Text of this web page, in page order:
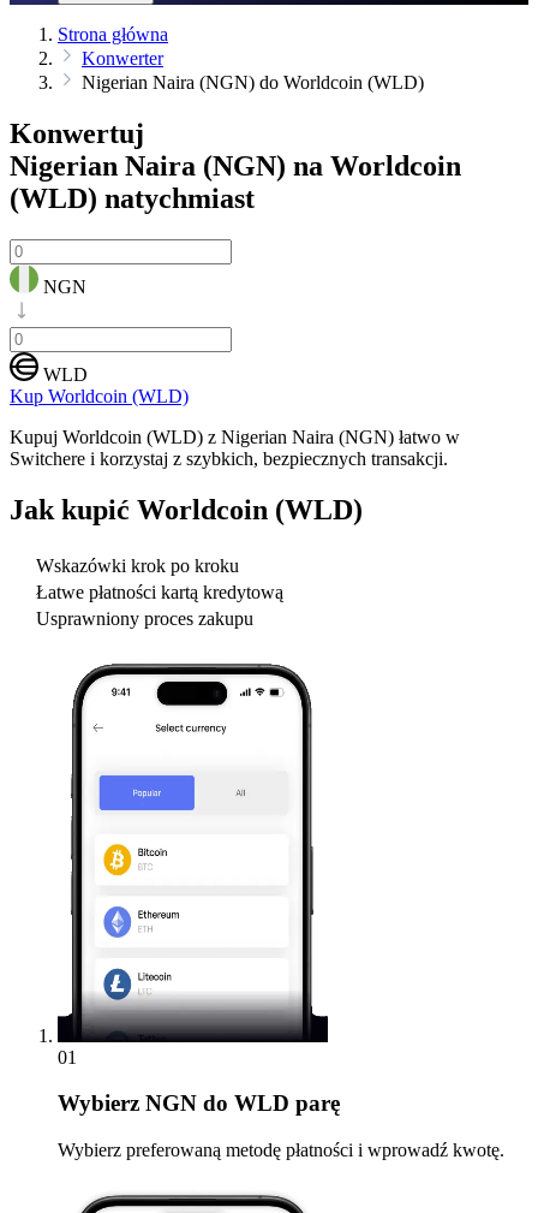
Strona główna
Konwerter
Nigerian Naira (NGN) do Worldcoin (WLD)
Konwertuj
Nigerian Naira (NGN) na Worldcoin
(WLD) natychmiast
NGN
WLD
Kup Worldcoin (WLD)
Kupuj Worldcoin (WLD) z Nigerian Naira (NGN) łatwo w
Switchere i korzystaj z szybkich, bezpiecznych transakcji.
Jak kupić Worldcoin (WLD)
Wskazówki krok po kroku
Łatwe płatności kartą kredytową
Usprawniony proces zakupu
01
Wybierz NGN do WLD parę
Wybierz preferowaną metodę płatności i wprowadź kwotę.